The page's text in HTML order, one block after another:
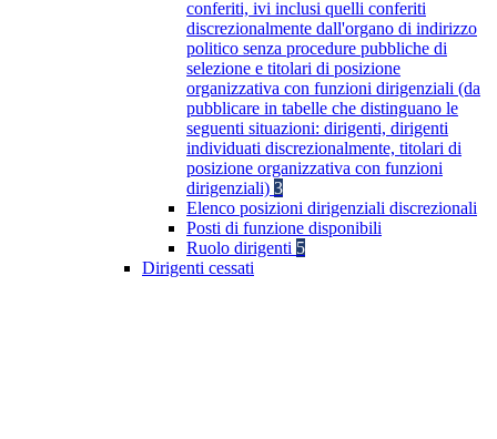
conferiti, ivi inclusi quelli conferiti
discrezionalmente dall'organo di indirizzo
politico senza procedure pubbliche di
selezione e titolari di posizione
organizzativa con funzioni dirigenziali (da
pubblicare in tabelle che distinguano le
seguenti situazioni: dirigenti, dirigenti
individuati discrezionalmente, titolari di
posizione organizzativa con funzioni
dirigenziali) 3
Elenco posizioni dirigenziali discrezionali
Posti di funzione disponibili
Ruolo dirigenti 5
Dirigenti cessati